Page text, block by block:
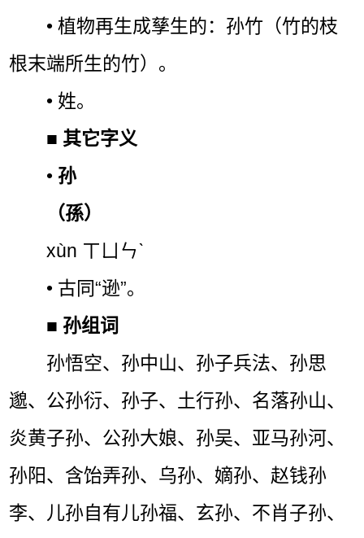
• 植物再生成孳生的：孙竹（竹的枝
根末端所生的竹）。
• 姓。
■ 其它字义
• 孙
（孫）
xùn ㄒㄩㄣˋ
• 古同“逊”。
■ 孙组词
孙悟空、孙中山、孙子兵法、孙思
邈、公孙衍、孙子、土行孙、名落孙山、
炎黄子孙、公孙大娘、孙吴、亚马孙河、
孙阳、含饴弄孙、乌孙、嫡孙、赵钱孙
李、儿孙自有儿孙福、玄孙、不肖子孙、